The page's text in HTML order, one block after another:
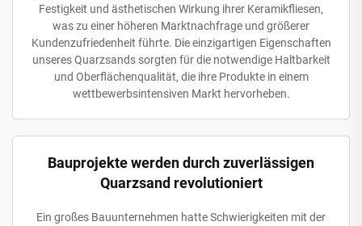
Festigkeit und ästhetischen Wirkung ihrer Keramikfliesen,
was zu einer höheren Marktnachfrage und größerer
Kundenzufriedenheit führte. Die einzigartigen Eigenschaften
unseres Quarzsands sorgten für die notwendige Haltbarkeit
und Oberflächenqualität, die ihre Produkte in einem
wettbewerbsintensiven Markt hervorheben.
Bauprojekte werden durch zuverlässigen
Quarzsand revolutioniert
Ein großes Bauunternehmen hatte Schwierigkeiten mit der